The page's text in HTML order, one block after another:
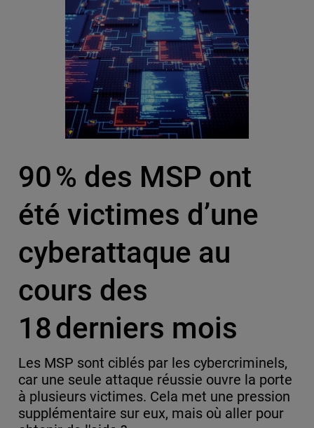
90 % des MSP ont
été victimes d’une
cyberattaque au
cours des
18 derniers mois
Les MSP sont ciblés par les cybercriminels,
car une seule attaque réussie ouvre la porte
à plusieurs victimes. Cela met une pression
supplémentaire sur eux, mais où aller pour